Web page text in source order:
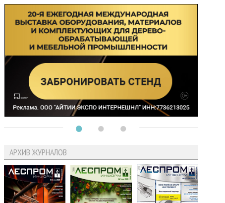
АРХИВ ЖУРНАЛОВ